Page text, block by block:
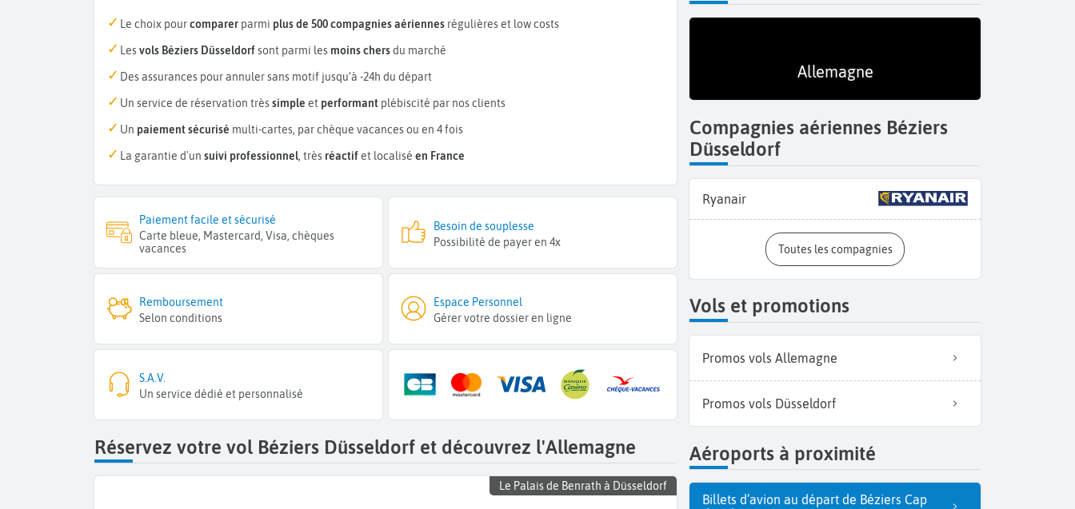
Le choix pourcomparer parmi plus de 500 compagnies aériennes régulières et low costs
Lesvols Béziers Düsseldorfsont parmi les moins chersdu marché
Des assurances pour annuler sans motif jusqu’à -24h du départ
Un service de réservation trèssimple et performant plébiscité par nos clients
Un paiement sécurisé multi-cartes, par chèque vacances ou en 4 fois
La garantie d'un suivi professionnel, très réactifet localisé en France
Paiement facile et sécurisé
Carte bleue, Mastercard, Visa, chèques
vacances
Besoin de souplesse
Possibilité de payer en 4x
Remboursement
Selon conditions
Espace Personnel
Gérer votre dossier en ligne
S.A.V.
Un service dédié et personnalisé
Réservez votre vol Béziers Düsseldorf et découvrez l'Allemagne
Le Palais de Benrath à Düsseldorf
Allemagne
Compagnies aériennes Béziers
Düsseldorf
Ryanair
Toutes les compagnies
Vols et promotions
Promos vols Allemagne
Promos vols Düsseldorf
Aéroports à proximité
Billets d’avion au départ de Béziers Cap